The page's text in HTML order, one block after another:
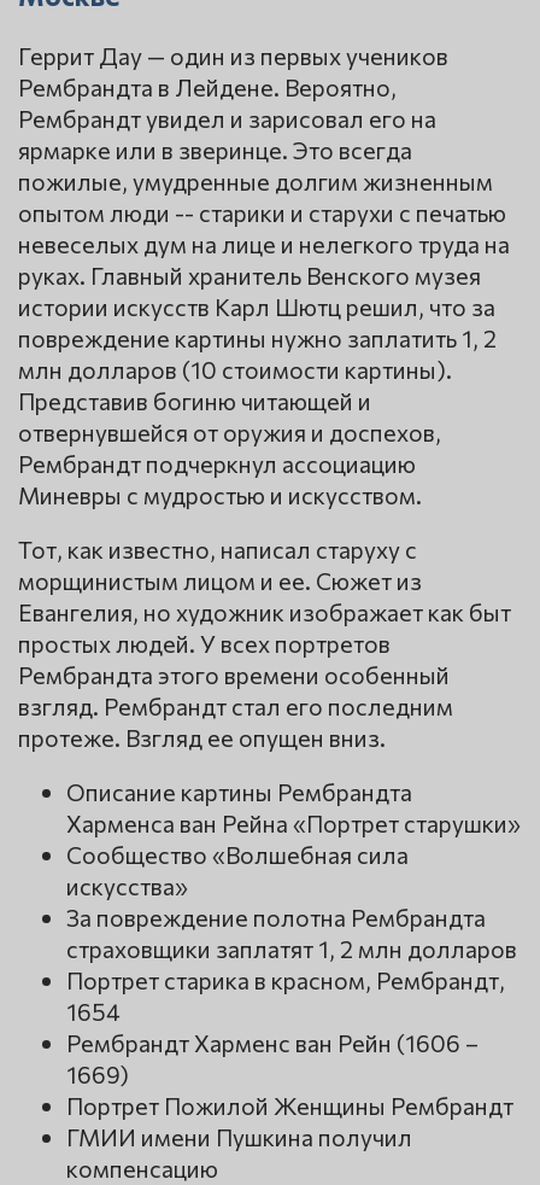
Геррит Дау — один из первых учеников
Рембрандта в Лейдене. Вероятно,
Рембрандт увидел и зарисовал его на
ярмарке или в зверинце. Это всегда
пожилые, умудренные долгим жизненным
опытом люди -- старики и старухи с печатью
невеселых дум на лице и нелегкого труда на
руках. Главный хранитель Венского музея
истории искусств Карл Шютц решил, что за
повреждение картины нужно заплатить 1, 2
млн долларов (10 стоимости картины).
Представив богиню читающей и
отвернувшейся от оружия и доспехов,
Рембрандт подчеркнул ассоциацию
Миневры с мудростью и искусством.
Тот, как известно, написал старуху с
морщинистым лицом и ее. Сюжет из
Евангелия, но художник изображает как быт
простых людей. У всех портретов
Рембрандта этого времени особенный
взгляд. Рембрандт стал его последним
протеже. Взгляд ее опущен вниз.
Описание картины Рембрандта
Харменса ван Рейна «Портрет старушки»
Сообщество «Волшебная сила
искусства»
За повреждение полотна Рембрандта
страховщики заплатят 1, 2 млн долларов
Портрет старика в красном, Рембрандт,
1654
Рембрандт Харменс ван Рейн (1606 –
1669)
Портрет Пожилой Женщины Рембрандт
ГМИИ имени Пушкина получил
компенсацию